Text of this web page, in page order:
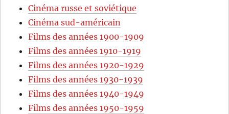
Cinéma russe et soviétique
Cinéma sud-américain
Films des années 1900-1909
Films des années 1910-1919
Films des années 1920-1929
Films des années 1930-1939
Films des années 1940-1949
Films des années 1950-1959